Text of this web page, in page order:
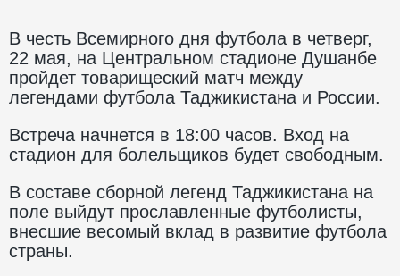
В честь Всемирного дня футбола в четверг,
22 мая, на Центральном стадионе Душанбе
пройдет товарищеский матч между
легендами футбола Таджикистана и России.
Встреча начнется в 18:00 часов. Вход на
стадион для болельщиков будет свободным.
В составе сборной легенд Таджикистана на
поле выйдут прославленные футболисты,
внесшие весомый вклад в развитие футбола
страны.